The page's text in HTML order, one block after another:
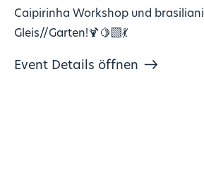
Caipirinha Workshop und
Gleis//Garten!🍹🍋‍🟩💃
Event Details öffnen